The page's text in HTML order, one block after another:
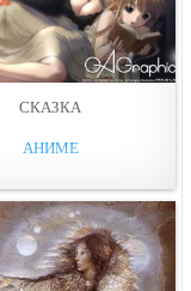
СКАЗКА
АНИМЕ